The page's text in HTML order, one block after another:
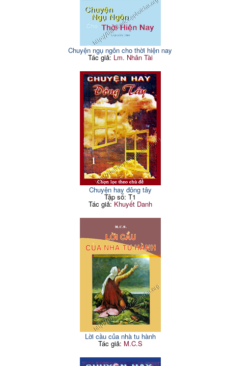
Chuyện ngụ ngôn cho thời hiện nay
Tác giả: Lm. Nhân Tài
Chuyện hay đông tây
Tập số: T1
Tác giả: Khuyết Danh
Lời cầu của nhà tu hành
Tác giả: M.C.S